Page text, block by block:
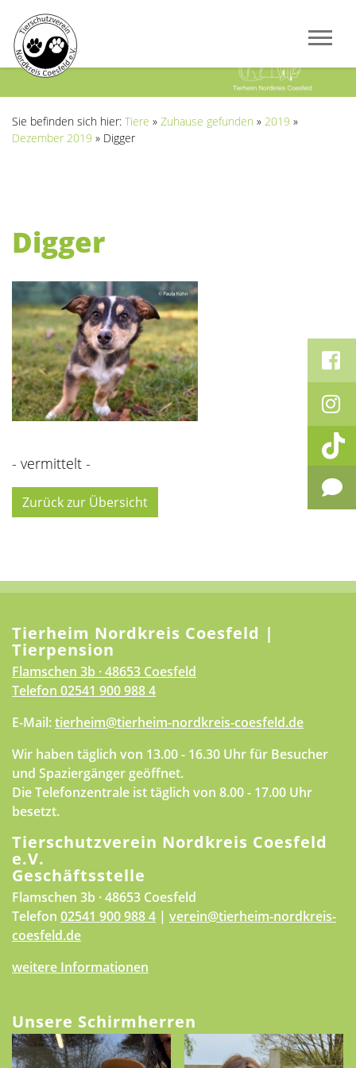
Sie befinden sich hier: Tiere » Zuhause gefunden » 2019 »
Dezember 2019 » Digger
Digger
- vermittelt -
Zurück zur Übersicht
Tierheim Nordkreis Coesfeld |
Tierpension
Flamschen 3b · 48653 Coesfeld
Telefon 02541 900 988 4
E-Mail:tierheim@tierheim-nordkreis-coesfeld.de
Wir haben täglich von 13.00 - 16.30 Uhr für Besucher
und Spaziergänger geöffnet.
Die Telefonzentrale ist täglich von 8.00 - 17.00 Uhr
besetzt.
Tierschutzverein Nordkreis Coesfeld
e.V.
Geschäftsstelle
Flamschen 3b · 48653 Coesfeld
Telefon 02541 900 988 4 | verein@tierheim-nordkreis-
coesfeld.de
weitere Informationen
Unsere Schirmherren